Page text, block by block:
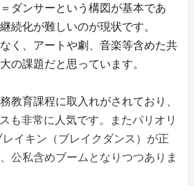
ダンサーという構図が基本であ
続化が難しいのが現状です。
く、アートや劇、音楽等含めた共
の課題だと思っています。
教育課程に取入れがされており、
も非常に人気です。またパリオリ
イキン（ブレイクダンス）が正
公私含めブームとなりつつありま